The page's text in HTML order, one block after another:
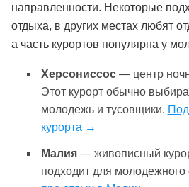
направленности. Некоторые
отдыха, в других местах любят
а часть курортов популярна у
Херсониссос— центр
Этот курорт обычно
молодежь и тусовщики.
курорта →
Малия— живописный
подходит для